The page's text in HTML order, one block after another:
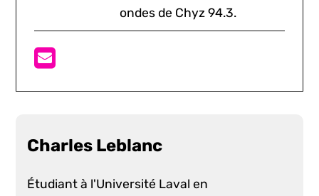
ondes de Chyz 94.3.
Charles Leblanc
Étudiant à l'Université Laval en